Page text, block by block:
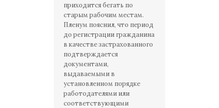
приходится бегать по
старым рабочим местам.
Пленум пояснил, что период
до регистрации гражданина
в качестве застрахованного
подтверждается
документами,
выдаваемыми в
установленном порядке
работодателями или
соответствующими